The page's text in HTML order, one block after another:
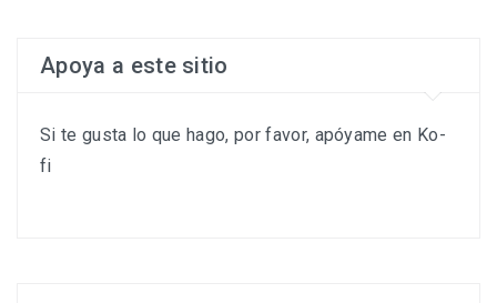
Apoya a este sitio
Si te gusta lo que hago, por favor, apóyame en Ko-
fi